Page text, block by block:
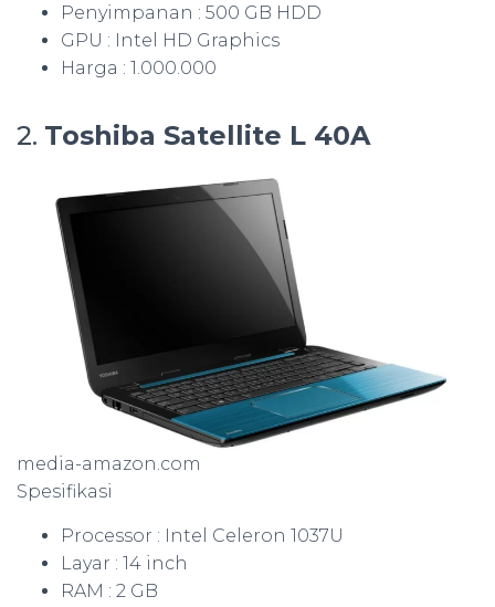
Penyimpanan : 500 GB HDD
GPU : Intel HD Graphics
Harga : 1.000.000
2. Toshiba Satellite L 40A
media-amazon.com
Spesifikasi
Processor : Intel Celeron 1037U
Layar : 14 inch
RAM : 2 GB